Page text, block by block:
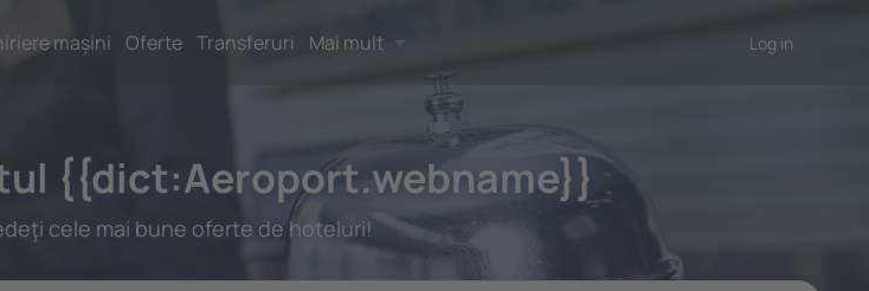
mașini Oferte Transferuri Mai mult Log in
{{dict:Aeroport.webname}}
cele mai bune oferte de hoteluri!